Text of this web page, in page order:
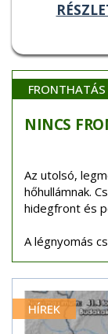
FRONTHATÁS
NINCS
Az utolsó,
hőhullámnak.
hidegfront és
A légnyomás
HÍREK